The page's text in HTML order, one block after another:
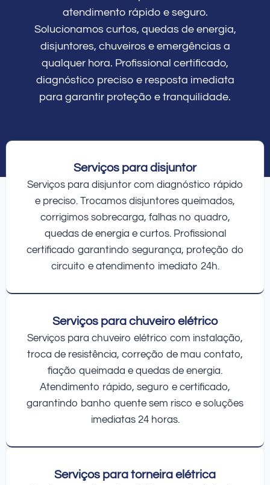
atendimento rápido e seguro.
Solucionamos curtos, quedas de energia,
disjuntores, chuveiros e emergências a
qualquer hora. Profissional certificado,
diagnóstico preciso e resposta imediata
para garantir proteção e tranquilidade.
Serviços para disjuntor
Serviços para disjuntor com diagnóstico rápido
e preciso. Trocamos disjuntores queimados,
corrigimos sobrecarga, falhas no quadro,
quedas de energia e curtos. Profissional
certificado garantindo segurança, proteção do
circuito e atendimento imediato 24h.
Serviços para chuveiro elétrico
Serviços para chuveiro elétrico com instalação,
troca de resistência, correção de mau contato,
fiação queimada e quedas de energia.
Atendimento rápido, seguro e certificado,
garantindo banho quente sem risco e soluções
imediatas 24 horas.
Serviços para torneira elétrica